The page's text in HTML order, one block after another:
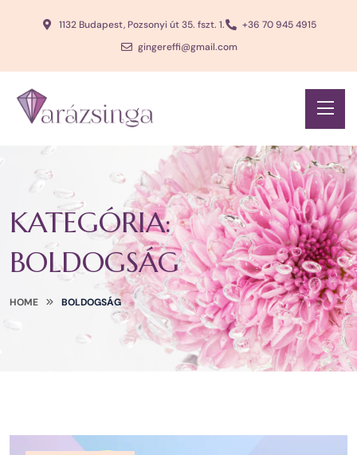
1132 Budapest, Pozsonyi út 35. fszt. 1.
+36 70 945 4915
gingereffi@gmail.com
KATEGÓRIA:
BOLDOGSÁG
HOME BOLDOGSÁG